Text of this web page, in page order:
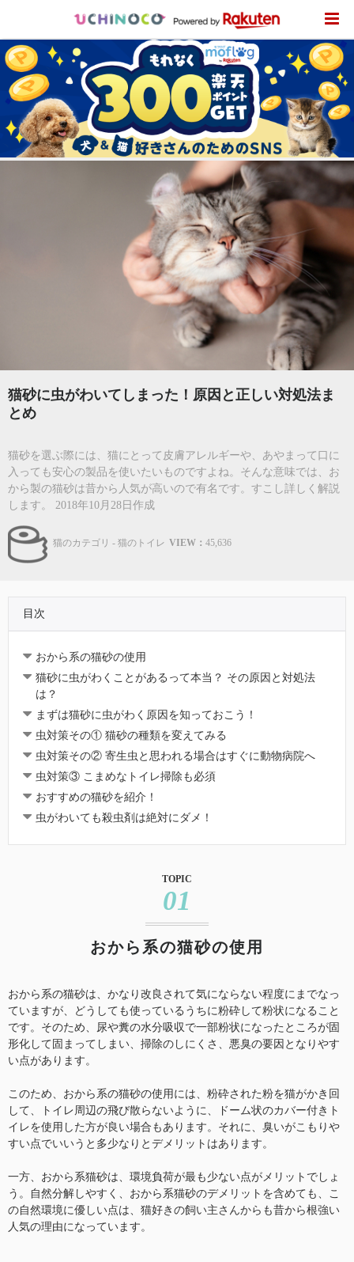
猫砂に虫がわいてしまった！原因と正しい対処法ま
とめ
猫砂を選ぶ際には、猫にとって皮膚アレルギーや、あやまって口に
入っても安心の製品を使いたいものですよね。そんな意味では、お
から製の猫砂は昔から人気が高いので有名です。すこし詳しく解説
します。 2018年10月28日作成
猫のカテゴリ - 猫のトイレ VIEW： 45,636
目次
おから系の猫砂の使用
猫砂に虫がわくことがあるって本当？ その原因と対処法
は？
まずは猫砂に虫がわく原因を知っておこう！
虫対策その① 猫砂の種類を変えてみる
虫対策その② 寄生虫と思われる場合はすぐに動物病院へ
虫対策③ こまめなトイレ掃除も必須
おすすめの猫砂を紹介！
虫がわいても殺虫剤は絶対にダメ！
TOPIC
01
おから系の猫砂の使用
おから系の猫砂は、かなり改良されて気にならない程度にまでなっ
ていますが、どうしても使っているうちに粉砕して粉状になること
です。そのため、尿や糞の水分吸収で一部粉状になったところが固
形化して固まってしまい、掃除のしにくさ、悪臭の要因となりやす
い点があります。
このため、おから系の猫砂の使用には、粉砕された粉を猫がかき回
して、トイレ周辺の飛び散らないように、ドーム状のカバー付きト
イレを使用した方が良い場合もあります。それに、臭いがこもりや
すい点でいいうと多少なりとデメリットはあります。
一方、おから系猫砂は、環境負荷が最も少ない点がメリットでしょ
う。自然分解しやすく、おから系猫砂のデメリットを含めても、こ
の自然環境に優しい点は、猫好きの飼い主さんからも昔から根強い
人気の理由になっています。